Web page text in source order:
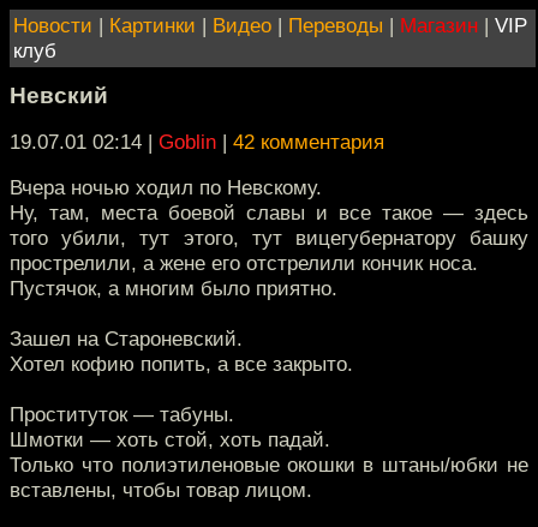
Новости | Картинки | Видео | Переводы | Магазин | VIP
клуб
Невский
19.07.01 02:14 | Goblin | 42 комментария
Вчера ночью ходил по Невскому.
Ну, там, места боевой славы и все такое — здесь
того убили, тут этого, тут вицегубернатору башку
прострелили, а жене его отстрелили кончик носа.
Пустячок, а многим было приятно.
Зашел на Староневский.
Хотел кофию попить, а все закрыто.
Проституток — табуны.
Шмотки — хоть стой, хоть падай.
Только что полиэтиленовые окошки в штаны/юбки не
вставлены, чтобы товар лицом.